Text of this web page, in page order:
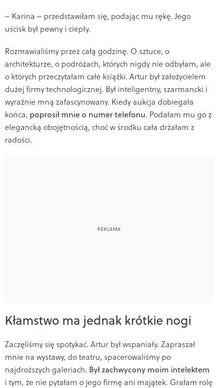
– Karina – przedstawiłam się, podając mu rękę. Jego
uścisk był pewny i ciepły.
Rozmawialiśmy przez całą godzinę. O sztuce, o
architekturze, o podróżach, których nigdy nie odbyłam, ale
o których przeczytałam całe książki. Artur był założycielem
dużej firmy technologicznej. Był inteligentny, szarmancki i
wyraźnie mną zafascynowany. Kiedy aukcja dobiegała
końca, poprosił mnie o numer telefonu. Podałam mu go z
elegancką obojętnością, choć w środku cała drżałam z
radości.
Kłamstwo ma jednak krótkie nogi
Zaczęliśmy się spotykać. Artur był wspaniały. Zapraszał
mnie na wystawy, do teatru, spacerowaliśmy po
najdroższych galeriach. Był zachwycony moim intelektem
i tym, że nie pytałam o jego firmę ani majątek. Grałam rolę